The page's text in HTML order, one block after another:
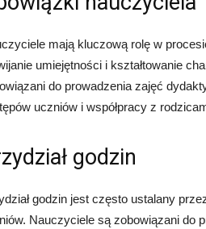
mają kluczową rolę w
umiejętności i kształtowanie
do prowadzenia zajęć
uczniów i współpracy z
godzin
godzin jest często ustalany
Nauczyciele są zobowiązani do